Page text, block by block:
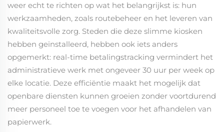
weer echt te richten op wat het belangrijkst is: hun
werkzaamheden, zoals routebeheer en het leveren van
kwaliteitsvolle zorg. Steden die deze slimme kiosken
hebben geïnstalleerd, hebben ook iets anders
opgemerkt: real-time betalingstracking vermindert het
administratieve werk met ongeveer 30 uur per week op
elke locatie. Deze efficiëntie maakt het mogelijk dat
openbare diensten kunnen groeien zonder voortdurend
meer personeel toe te voegen voor het afhandelen van
papierwerk.